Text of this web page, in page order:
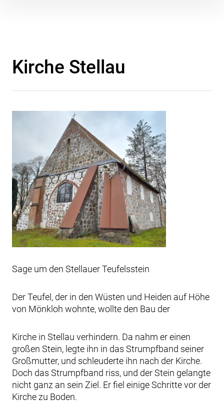
Kirche Stellau
Sage um den Stellauer Teufelsstein
Der Teufel, der in den Wüsten und Heiden auf Höhe
von Mönkloh wohnte, wollte den Bau der
Kirche in Stellau verhindern. Da nahm er einen
großen Stein, legte ihn in das Strumpfband seiner
Großmutter, und schleuderte ihn nach der Kirche.
Doch das Strumpfband riss, und der Stein gelangte
nicht ganz an sein Ziel. Er fiel einige Schritte vor der
Kirche zu Boden.